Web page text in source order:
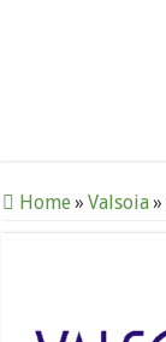
Home» Valsoia»